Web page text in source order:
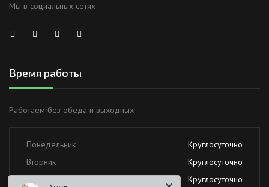
Мы в социальных сетях
Время работы
Работаем без обеда и выходных
Понедельник
Круглосуточно
Вторник
Круглосуточно
Круглосуточно